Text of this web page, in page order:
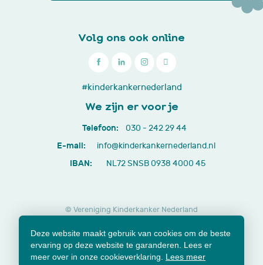
Deze website maakt gebruik van cookies om de beste
ervaring op deze website te garanderen. Lees er
meer over in onze cookieverklaring. Lees meer
Volg ons ook online

242
29
44
#kinderkankernederland
We zijn er voor je
Telefoon:
030 - 242 29 44
E-mail:
info@kinderkankernederland.nl
IBAN:
NL72 SNSB 0938 4000 45
© Vereniging Kinderkanker Nederland
Lidmaatschap opzeggen
Jaarverslagen en documenten
Klachtenformulier